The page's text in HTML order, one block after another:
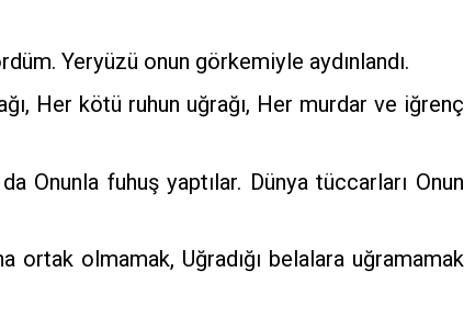
Yeryüzü onun görkemiyle aydınlandı.
Her kötü ruhun uğrağı, Her murdar ve iğrenç
Onunla fuhuş yaptılar. Dünya tüccarları Onun
ortak olmamak, Uğradığı belalara uğramamak